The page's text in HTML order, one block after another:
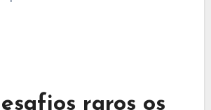
aprimoradas, como
um diálogo interno construtivo